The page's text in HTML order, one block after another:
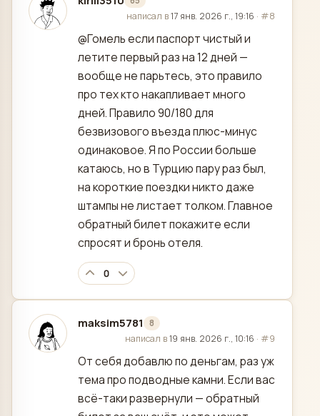
отредактировано
написал в17 янв. 2026 г., 19:16 · #8
@Гомель если паспорт чистый и
летите первый раз на 12 дней —
вообще не парьтесь, это правило
про тех кто накапливает много
дней. Правило 90/180 для
безвизового въезда плюс-минус
одинаковое. Я по России больше
катаюсь, но в Турцию пару раз был,
на короткие поездки никто даже
штампы не листает толком. Главное
обратный билет покажите если
спросят и бронь отеля.
0
maksim5781 8
отредактировано
написал в19 янв. 2026 г., 10:16 · #9
От себя добавлю по деньгам, раз уж
тема про подводные камни. Если вас
всё-таки развернули — обратный